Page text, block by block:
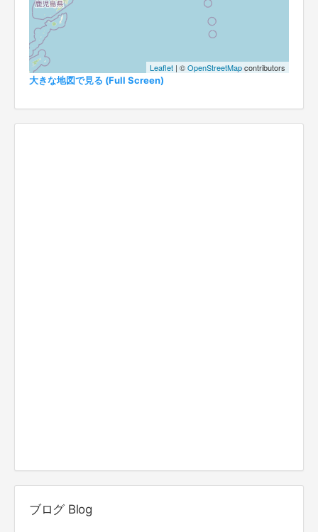
Leaflet | ©OpenStreetMapcontributors
大きな地図で見る (Full Screen)
ブログ Blog